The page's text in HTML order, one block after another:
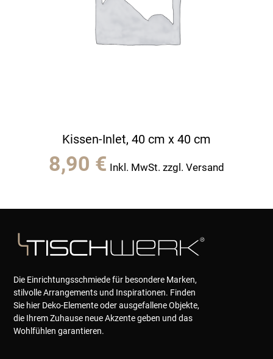
Kissen-Inlet, 40 cm x 40 cm
8,90 € Inkl. MwSt. zzgl. Versand
Die Einrichtungsschmiede für besondere Marken,
stilvolle Arrangements und Inspirationen. Finden
Sie hier Deko-Elemente oder ausgefallene Objekte,
die Ihrem Zuhause neue Akzente geben und das
Wohlfühlen garantieren.